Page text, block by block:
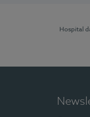
Hospital